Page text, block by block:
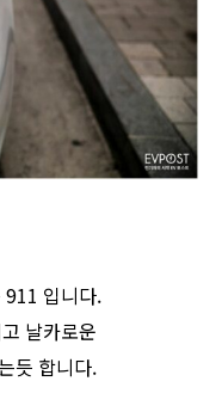
911 입니다.
날카로운
듯 합니다.